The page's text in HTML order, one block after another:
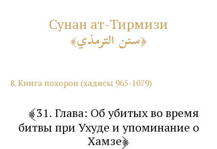
Сунан ат-Тирмизи
سنن الترمذي
8. Книга похорон (хадисы 965-1079)
31. Глава: Об убитых во время
битвы при Ухуде и упоминание о
Хамзе